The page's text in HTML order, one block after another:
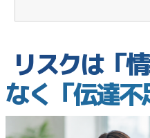
リスクは「
なく「伝達